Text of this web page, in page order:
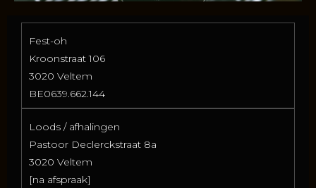
Fest-oh
Kroonstraat 106
3020 Veltem
BE0639.662.144
Loods / afhalingen
Pastoor Declerckstraat 8a
3020 Veltem
[na afspraak]